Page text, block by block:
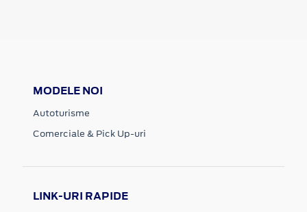
MODELE NOI
Autoturisme
Comerciale & Pick Up-uri
LINK-URI RAPIDE